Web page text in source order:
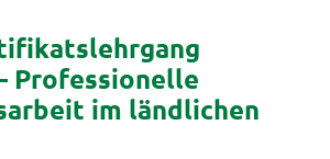
Professionelle
im ländlichen